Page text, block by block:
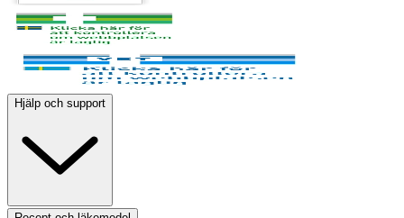
Hjälp och support